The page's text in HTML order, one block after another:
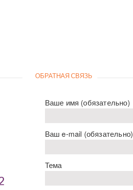
ОБРАТНАЯ СВЯЗЬ
Ваше имя (обязательно)
Ваш e-mail (обязательно)
Тема